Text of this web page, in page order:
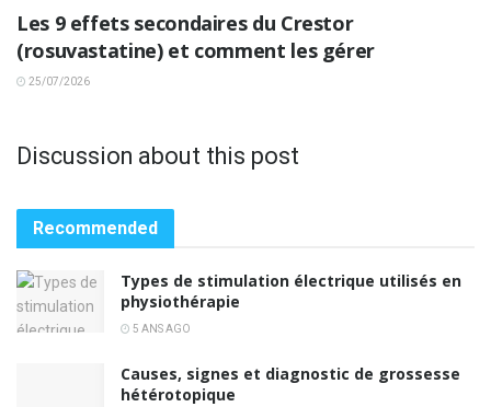
Les 9 effets secondaires du Crestor
(rosuvastatine) et comment les gérer
25/07/2026
Discussion about this post
Recommended
Types de stimulation électrique utilisés en
physiothérapie
5 ANS AGO
Causes, signes et diagnostic de grossesse
hétérotopique